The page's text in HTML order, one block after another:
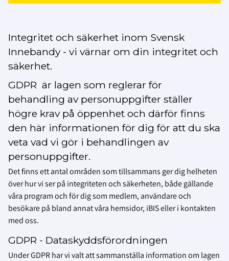
Integritet och säkerhet inom Svensk
Innebandy - vi värnar om din integritet och
säkerhet.
GDPR är lagen som reglerar för
behandling av personuppgifter ställer
högre krav på öppenhet och därför finns
den här informationen för dig för att du ska
veta vad vi gör i behandlingen av
personuppgifter.
Det finns ett antal områden som tillsammans ger dig helheten
över hur vi ser på integriteten och säkerheten, både gällande
våra program och för dig som medlem, användare och
besökare på bland annat våra hemsidor, iBIS eller i kontakten
med oss.
GDPR - Dataskyddsförordningen
Under GDPR har vi valt att sammanställa information om lagen